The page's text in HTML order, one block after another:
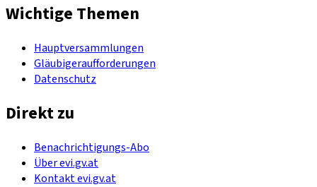
Wichtige Themen
Hauptversammlungen
Gläubigeraufforderungen
Datenschutz
Direkt zu
Benachrichtigungs-Abo
Über evi.gv.at
Kontakt evi.gv.at